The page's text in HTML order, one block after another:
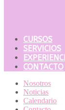
CURSOS
SERVICIOS
CONTACTO
Nosotros
Noticias
Calendario